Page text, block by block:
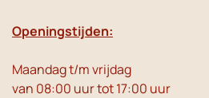
Openingstijden:
Maandag t/m vrijdag
van 08:00 uur tot 17:00 uur